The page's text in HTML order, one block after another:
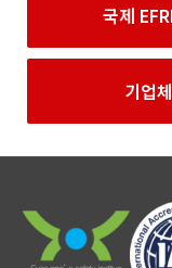
국제
기업